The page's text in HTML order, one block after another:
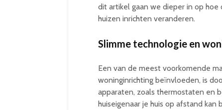
dit artikel gaan we dieper in op
huizen inrichten veranderen.
Slimme technologie en
Een van de meest voorkomende
woninginrichting beïnvloeden, is
apparaten, zoals thermostaten en
huiseigenaar je huis op afstand